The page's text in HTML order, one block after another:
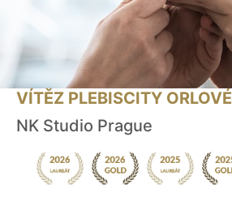
VÍTĚZ PLEBISCITY ORLOVÉ
NK Studio Prague